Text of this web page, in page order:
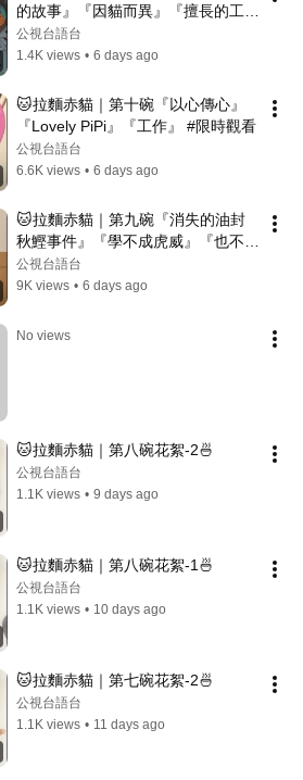
的故事』『因貓而異』『擅長的工
作』預告
公視台語台
1.4K views • 6 days ago
🐱拉麵赤貓｜第十碗『以心傳心』
『Lovely PiPi』『工作』 #限時觀看
公視台語台
6.6K views • 6 days ago
🐱拉麵赤貓｜第九碗『消失的油封
秋鰹事件』『學不成虎威』『也不是
什麼祕密』 #限時觀看
公視台語台
9K views • 6 days ago
No views
🐱拉麵赤貓｜第八碗花絮-2🍜
公視台語台
1.1K views • 9 days ago
🐱拉麵赤貓｜第八碗花絮-1🍜
公視台語台
1.1K views • 10 days ago
🐱拉麵赤貓｜第七碗花絮-2🍜
公視台語台
1.1K views • 11 days ago